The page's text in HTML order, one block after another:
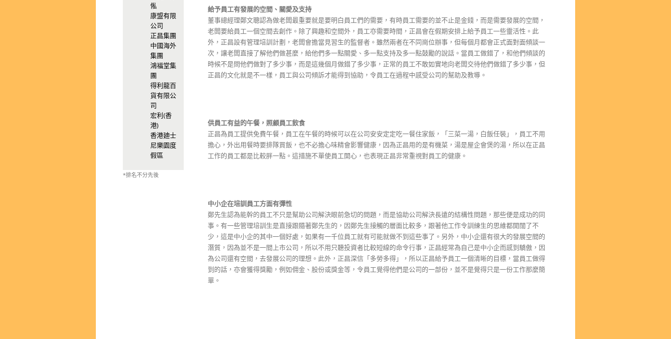
俬
康盟有限
公司
正昌集團
中國海外
集團
鴻福堂集
團
得利龍百
貨有限公
司
宏利(香
港)
香港廸士
尼樂園度
假區
*排名不分先後
給予員工有發展的空間、關愛及支持
董事總經理鄭文聰認為做老闆最重要就是要明白員工們的需要，有時員工需要的並不止是金錢，而是需要發展的空間，
老闆要給員工一個空間去創作。除了興趣和空間外，員工亦需要時間，正昌會在假期安排上給予員工一些靈活性。此
外，正昌設有管理培訓計劃，老闆會擔當見習生的監督者。雖然兩者在不同崗位辦事，但每個月都會正式面對面傾談一
次，讓老闆直接了解他們做甚麼，給他們多一點關愛、多一點支持及多一點鼓勵的說話。當員工做錯了，和他們傾談的
時候不是問他們做對了多少事，而是這幾個月做錯了多少事，正常的員工不敢如實地向老闆交待他們做錯了多少事，但
正昌的文化就是不一樣，員工與公司傾訴才能得到協助，令員工在過程中感受公司的幫助及教導。
供員工有益的午餐，照顧員工飲食
正昌為員工提供免費午餐，員工在午餐的時候可以在公司安安定定吃一餐住家飯，「三菜一湯，白飯任裝」，員工不用
擔心，外出用餐時要排隊買飯，也不必擔心味精會影響健康，因為正昌用的是有機菜，湯是屋企會煲的湯，所以在正昌
工作的員工都是比較胖一點。這措施不單使員工開心，也表現正昌非常重視對員工的健康。
中小企在培訓員工方面有彈性
鄭先生認為能幹的員工不只是幫助公司解決眼前急切的問題，而是協助公司解決長遠的結構性問題，那些便是成功的同
事。有一些管理培訓生是直接跟隨著鄭先生的，因鄭先生接觸的層面比較多，跟著他工作令訓練生的思維都開闊了不
少，這是中小企的其中一個好處，如果有一千位員工就有可能就做不到這些事了。另外，中小企還有很大的發展空間的
潛質，因為並不是一間上市公司，所以不用只聽投資者比較短線的命令行事，正昌經常為自己是中小企而感到驕傲，因
為公司還有空間，去發展公司的理想。此外，正昌深信「多勞多得」，所以正昌給予員工一個清晰的目標，當員工做得
到的話，亦會獲得獎勵，例如佣金、股份或獎金等，令員工覺得他們是公司的一部份，並不是覺得只是一份工作那麼簡
單。